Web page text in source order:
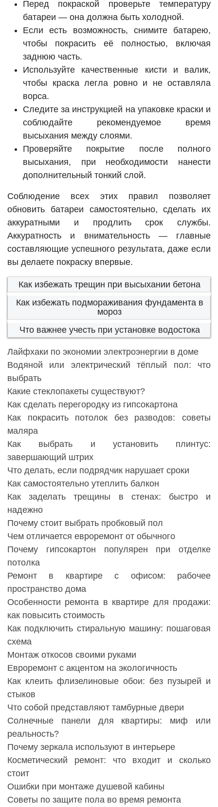
Перед покраской проверьте температуру
батареи — она должна быть холодной.
Если есть возможность, снимите батарею,
чтобы покрасить её полностью, включая
заднюю часть.
Используйте качественные кисти и валик,
чтобы краска легла ровно и не оставляла
ворса.
Следите за инструкцией на упаковке краски и
соблюдайте рекомендуемое время
высыхания между слоями.
Проверяйте покрытие после полного
высыхания, при необходимости нанести
дополнительный тонкий слой.
Соблюдение всех этих правил позволяет
обновить батареи самостоятельно, сделать их
аккуратными и продлить срок службы.
Аккуратность и внимательность — главные
составляющие успешного результата, даже если
вы делаете покраску впервые.
Как избежать трещин при высыхании бетона
Как избежать подмораживания фундамента в
мороз
Что важнее учесть при установке водостока
Лайфхаки по экономии электроэнергии в доме
Водяной или электрический тёплый пол: что
выбрать
Какие стеклопакеты существуют?
Как сделать перегородку из гипсокартона
Как покрасить потолок без разводов: советы
маляра
Как выбрать и установить плинтус:
завершающий штрих
Что делать, если подрядчик нарушает сроки
Как самостоятельно утеплить балкон
Как заделать трещины в стенах: быстро и
надежно
Почему стоит выбрать пробковый пол
Чем отличается евроремонт от обычного
Почему гипсокартон популярен при отделке
потолка
Ремонт в квартире с офисом: рабочее
пространство дома
Особенности ремонта в квартире для продажи:
как повысить стоимость
Как подключить стиральную машину: пошаговая
схема
Монтаж откосов своими руками
Евроремонт с акцентом на экологичность
Как клеить флизелиновые обои: без пузырей и
стыков
Что собой представляют тамбурные двери
Солнечные панели для квартиры: миф или
реальность?
Почему зеркала используют в интерьере
Косметический ремонт: что входит и сколько
стоит
Ошибки при монтаже душевой кабины
Советы по защите пола во время ремонта